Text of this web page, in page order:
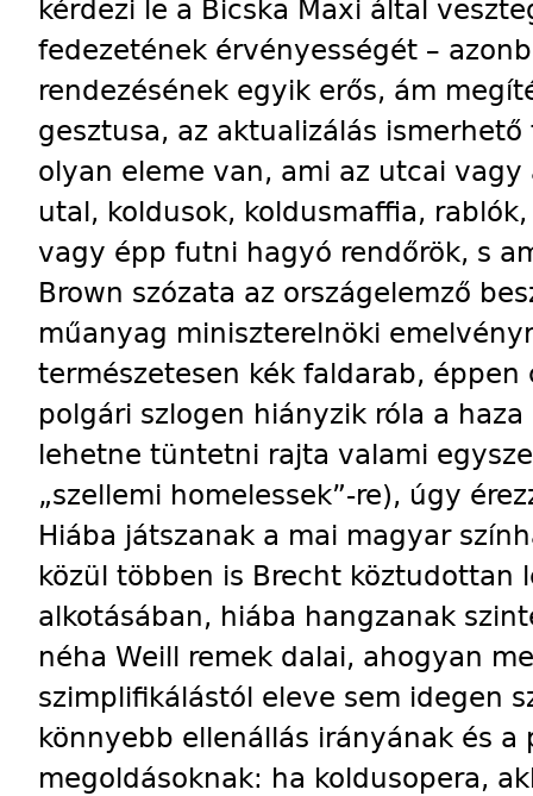
kérdezi le a Bicska Maxi által
fedezetének érvényességét –
rendezésének egyik erős, ám
gesztusa, az aktualizálás
olyan eleme van, ami az utcai vagy
utal, koldusok, koldusmaffia,
vagy épp futni hagyó rendőrök, s
Brown szózata az országelemző
műanyag miniszterelnöki
természetesen kék faldarab,
polgári szlogen hiányzik róla a
lehetne tüntetni rajta valami
„szellemi homelessek”-re), úgy
Hiába játszanak a mai magyar
közül többen is Brecht köztudottan
alkotásában, hiába hangzanak
néha Weill remek dalai, ahogyan
szimplifikálástól eleve sem idegen
könnyebb ellenállás irányának és a
megoldásoknak: ha koldusopera,